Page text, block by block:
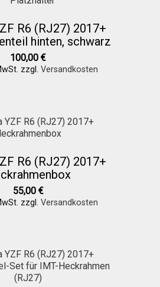
R6 (RJ27) 2017+
hinten, schwarz
100,00 €
zzgl. Versandkosten
R6 (RJ27) 2017+
55,00 €
zzgl. Versandkosten